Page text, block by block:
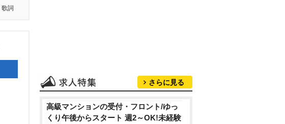
歌詞
さらに見る
高級マンションの受付・フロント/ゆっ
くり午後からスタート 週2～OK!未経験